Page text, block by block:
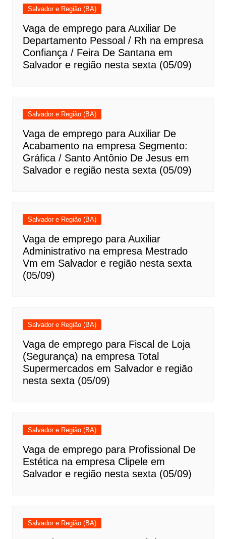
Salvador e Região (BA)
Vaga de emprego para Auxiliar De
Departamento Pessoal / Rh na empresa
Confiança / Feira De Santana em
Salvador e região nesta sexta (05/09)
Salvador e Região (BA)
Vaga de emprego para Auxiliar De
Acabamento na empresa Segmento:
Gráfica / Santo Antônio De Jesus em
Salvador e região nesta sexta (05/09)
Salvador e Região (BA)
Vaga de emprego para Auxiliar
Administrativo na empresa Mestrado
Vm em Salvador e região nesta sexta
(05/09)
Salvador e Região (BA)
Vaga de emprego para Fiscal de Loja
(Segurança) na empresa Total
Supermercados em Salvador e região
nesta sexta (05/09)
Salvador e Região (BA)
Vaga de emprego para Profissional De
Estética na empresa Clipele em
Salvador e região nesta sexta (05/09)
Salvador e Região (BA)